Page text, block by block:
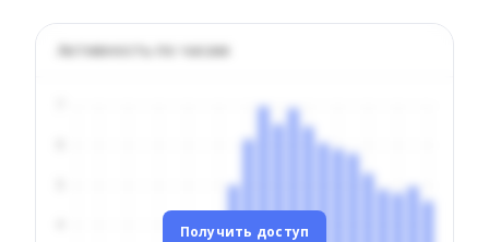
Активность по часам
Получить доступ